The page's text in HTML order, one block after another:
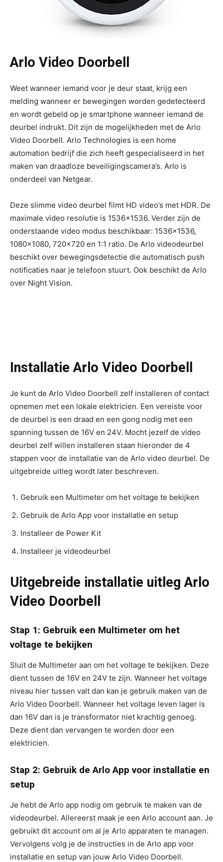
Arlo Video Doorbell
Weet wanneer iemand voor je deur staat, krijg een
melding wanneer er bewegingen worden gedetecteerd
en wordt gebeld op je smartphone wanneer iemand de
deurbel indrukt. Dit zijn de mogelijkheden met de Arlo
Video Doorbell. Arlo Technologies is een home
automation bedrijf die zich heeft gespecialiseerd in het
maken van draadloze beveiligingscamera’s. Arlo is
onderdeel van Netgear.
Deze slimme video deurbel filmt HD video’s met HDR. De
maximale video resolutie is 1536×1536. Verder zijn de
onderstaande video modus beschikbaar: 1536×1536,
1080×1080, 720×720 en 1:1 ratio. De Arlo videodeurbel
beschikt over bewegingsdetectie die automatisch push
notificaties naar je telefoon stuurt. Ook beschikt de Arlo
over Night Vision.
Installatie Arlo Video Doorbell
Je kunt de Arlo Video Doorbell zelf installeren of contact
opnemen met een lokale elektricien. Een vereiste voor
de deurbel is een draad en een gong nodig met een
spanning tussen de 16V en 24V. Mocht jezelf de video
deurbel zelf willen installeren staan hieronder de 4
stappen voor de installatie van de Arlo video deurbel. De
uitgebreide uitleg wordt later beschreven.
Gebruik een Multimeter om het voltage te bekijken
Gebruik de Arlo App voor installatie en setup
Installeer de Power Kit
Installeer je videodeurbel
Uitgebreide installatie uitleg Arlo
Video Doorbell
Stap 1: Gebruik een Multimeter om het
voltage te bekijken
Sluit de Multimeter aan om het voltage te bekijken. Deze
dient tussen de 16V en 24V te zijn. Wanneer het voltage
niveau hier tussen valt dan kan je gebruik maken van de
Arlo Video Doorbell. Wanneer het voltage leven lager is
dan 16V dan is je transformator niet krachtig genoeg.
Deze dient dan vervangen te worden door een
elektricien.
Stap 2: Gebruik de Arlo App voor installatie en
setup
Je hebt de Arlo app nodig om gebruik te maken van de
videodeurbel. Allereerst maak je een Arlo account aan. Je
gebruikt dit account om al je Arlo apparaten te managen.
Vervolgens volg je de instructies in de Arlo app voor
installatie en setup van jouw Arlo Video Doorbell.